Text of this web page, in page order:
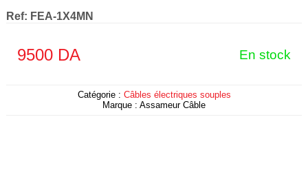
Ref: FEA-1X4MN
9500DA En stock
Catégorie : Câbles électriques souples
Marque : Assameur Câble